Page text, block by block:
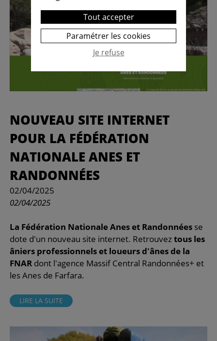
NOUVEAU SITE INTERNET
POUR LA FÉDÉRATION
NATIONALE ANES ET
RANDONNÉES
02/04/2025
02/04/2025
La Fédération Nationale Anes et Randonnées se
dote d'un nouveau site internet. Retrouveztous les
âniers professionnels et loueurs d'ânes de la
FNAR dont l'agence Massif Central Randonnées+ et
les Anes de Farfara.
LIRE LA SUITE
Tout accepter
Paramétrer les cookies
Je refuse